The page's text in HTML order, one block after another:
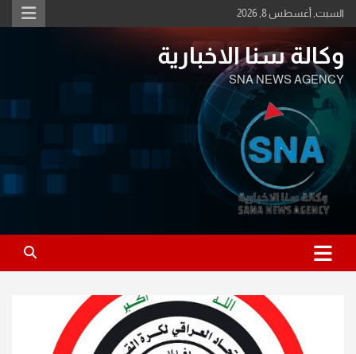
Skip
to
السبت, أغسطس 8, 2026
وكالة سنا الاخبارية
SNA NEWS AGENCY